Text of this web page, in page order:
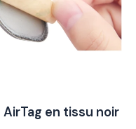
en tissu noir